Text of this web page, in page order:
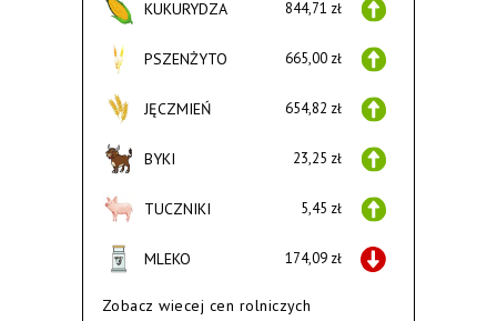
KUKURYDZA 844,71 zł
PSZENŻYTO 665,00 zł
JĘCZMIEŃ 654,82 zł
BYKI 23,25 zł
TUCZNIKI 5,45 zł
MLEKO 174,09 zł
Zobacz wiecej cen rolniczych